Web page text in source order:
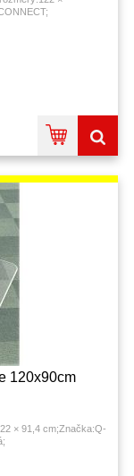
120x90cm
× 91,4 cm;Značka:Q-